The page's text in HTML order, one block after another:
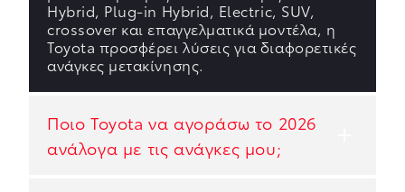
Hybrid, Plug-in Hybrid, Electric, SUV,
crossover και επαγγελματικά μοντέλα, η
Toyota προσφέρει λύσεις για διαφορετικές
ανάγκες μετακίνησης.
Ποιο Toyota να αγοράσω το 2026
ανάλογα με τις ανάγκες μου;